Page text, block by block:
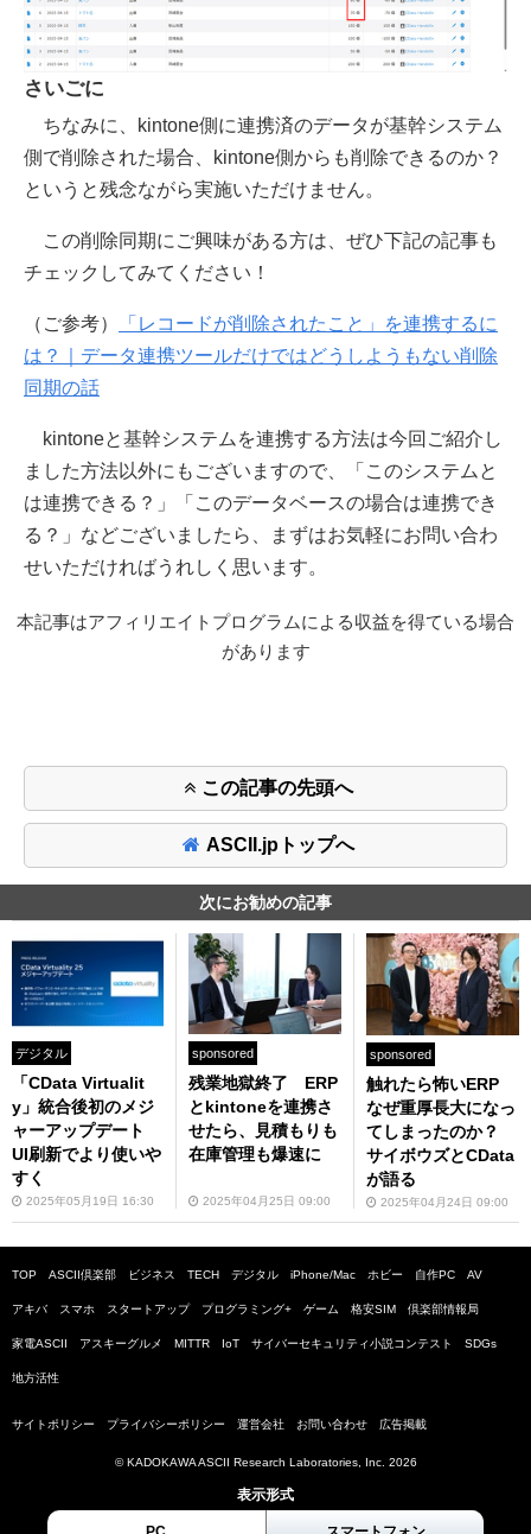
さいごに
ちなみに、kintone側に連携済のデータが基幹システム
側で削除された場合、kintone側からも削除できるのか？
というと残念ながら実施いただけません。
この削除同期にご興味がある方は、ぜひ下記の記事も
チェックしてみてください！
（ご参考）
「レコードが削除されたこと」を連携するに
は？｜データ連携ツールだけではどうしようもない削除
同期の話
kintoneと基幹システムを連携する方法は今回ご紹介し
ました方法以外にもございますので、「このシステムと
は連携できる？」「このデータベースの場合は連携でき
る？」などございましたら、まずはお気軽にお問い合わ
せいただければうれしく思います。
本記事はアフィリエイトプログラムによる収益を得ている場合
があります
この記事の先頭へ
ASCII.jpトップへ
次にお勧めの記事
デジタル
「CData Virtualit
y」統合後初のメジ
ャーアップデート
UI刷新でより使いや
すく
2025年05月19日 16:30
sponsored
残業地獄終了 ERP
とkintoneを連携さ
せたら、見積もりも
在庫管理も爆速に
2025年04月25日 09:00
sponsored
触れたら怖いERP
なぜ重厚長大になっ
てしまったのか？
サイボウズとCData
が語る
2025年04月24日 09:00
TOP ASCII倶楽部 ビジネス TECH デジタル iPhone/Mac ホビー 自作PC AV
アキバ スマホ スタートアップ プログラミング+ ゲーム 格安SIM 倶楽部情報局
家電ASCII アスキーグルメ MITTR IoT サイバーセキュリティ小説コンテスト SDGs
地方活性
サイトポリシー プライバシーポリシー 運営会社 お問い合わせ 広告掲載
© KADOKAWA ASCII Research Laboratories, Inc. 2026
表示形式